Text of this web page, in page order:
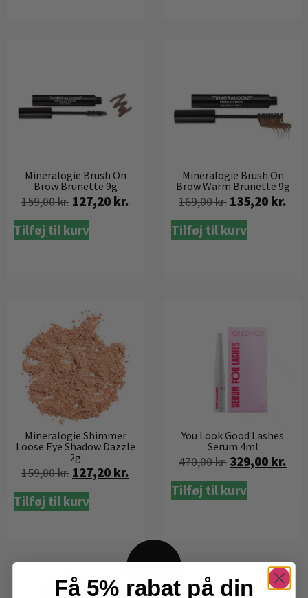
Mineralogie Brush On
Brow Brunette 9g
159,00kr. 127,20 kr.
Tilføj til kurv
Mineralogie Brush On
Brow Warm Brunette 9g
169,00kr. 135,20 kr.
Tilføj til kurv
Mineralogie Shimmer
Loose Eye Shadow Dazzle
2g
159,00kr. 127,20 kr.
Tilføj til kurv
You Look Good Lashes
Serum 4ml
470,00kr. 329,00 kr.
Tilføj til kurv
Få 5% rabat på din